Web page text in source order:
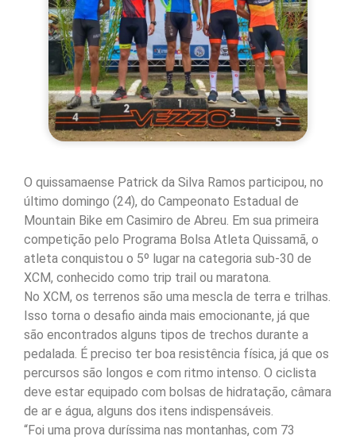
O quissamaense Patrick da Silva Ramos participou, no
último domingo (24), do Campeonato Estadual de
Mountain Bike em Casimiro de Abreu. Em sua primeira
competição pelo Programa Bolsa Atleta Quissamã, o
atleta conquistou o 5º lugar na categoria sub-30 de
XCM, conhecido como trip trail ou maratona.
No XCM, os terrenos são uma mescla de terra e trilhas.
Isso torna o desafio ainda mais emocionante, já que
são encontrados alguns tipos de trechos durante a
pedalada. É preciso ter boa resistência física, já que os
percursos são longos e com ritmo intenso. O ciclista
deve estar equipado com bolsas de hidratação, câmara
de ar e água, alguns dos itens indispensáveis.
“Foi uma prova duríssima nas montanhas, com 73